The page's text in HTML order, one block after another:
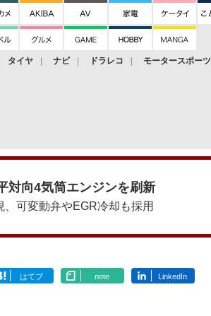
タイヤ ナビ ドラレコ モータースポーツ
対向4気筒エンジンを刷新
、可変動弁やEGR冷却も採用
はてブ note LinkedIn